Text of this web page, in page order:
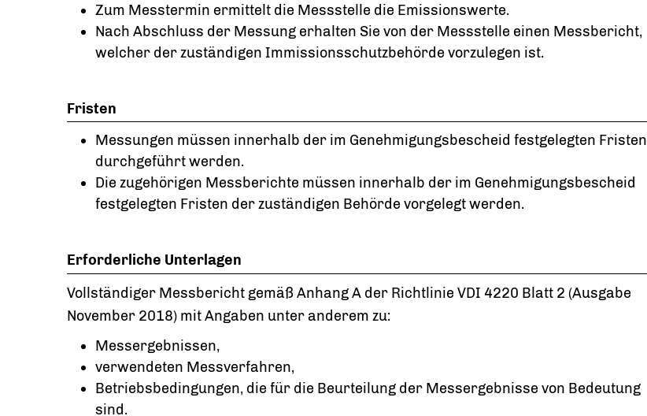
Zum Messtermin ermittelt die Messstelle die Emissionswerte.
Nach Abschluss der Messung erhalten Sie von der Messstelle einen Messbericht,
welcher der zuständigen Immissionsschutzbehörde vorzulegen ist.
Fristen
Messungen müssen innerhalb der im Genehmigungsbescheid festgelegten Fristen
durchgeführt werden.
Die zugehörigen Messberichte müssen innerhalb der im Genehmigungsbescheid
festgelegten Fristen der zuständigen Behörde vorgelegt werden.
Erforderliche Unterlagen
Vollständiger Messbericht gemäß Anhang A der Richtlinie VDI 4220 Blatt 2 (Ausgabe
November 2018) mit Angaben unter anderem zu:
Messergebnissen,
verwendeten Messverfahren,
Betriebsbedingungen, die für die Beurteilung der Messergebnisse von Bedeutung
sind.